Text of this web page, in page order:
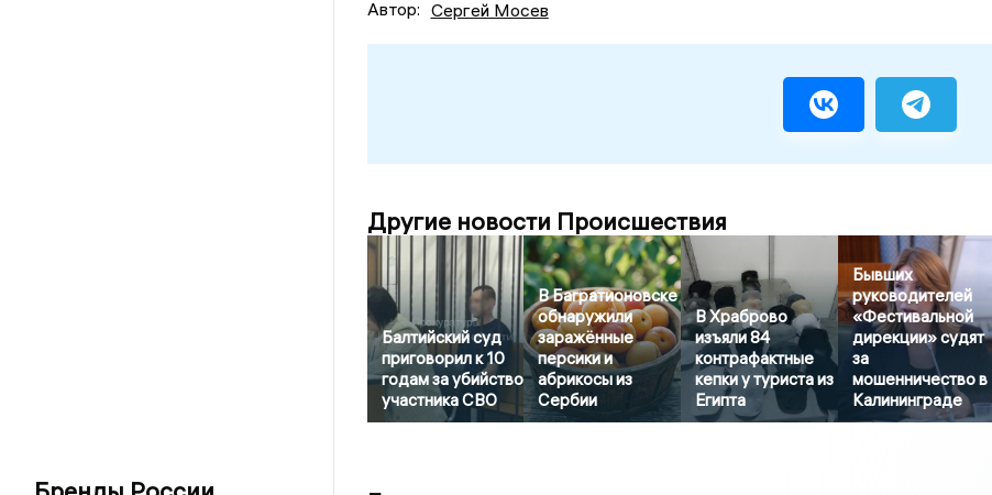
Автор: Сергей Мосев
Другие новости Происшествия
Балтийский суд
приговорил к 10
годам за убийство
участника СВО
В Багратионовске
обнаружили
заражённые
персики и
абрикосы из
Сербии
В Храброво
изъяли 84
контрафактные
кепки у туриста из
Египта
Бывших
руководителей
«Фестивальной
дирекции» судят
за
мошенничество в
Калининграде